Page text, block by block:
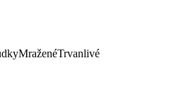
MraženéTrvanlivé